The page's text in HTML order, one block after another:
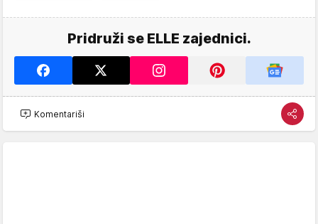
Pridruži se ELLE zajednici.
Komentariši